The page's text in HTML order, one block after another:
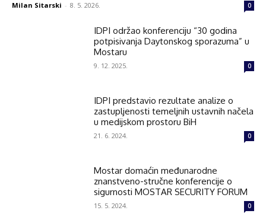
Milan Sitarski - 8. 5. 2026. 0
IDPI održao konferenciju “30 godina
potpisivanja Daytonskog sporazuma” u
Mostaru
9. 12. 2025. 0
IDPI predstavio rezultate analize o
zastupljenosti temeljnih ustavnih načela
u medijskom prostoru BiH
21. 6. 2024. 0
Mostar domaćin međunarodne
znanstveno-stručne konferencije o
sigurnosti MOSTAR SECURITY FORUM
15. 5. 2024. 0